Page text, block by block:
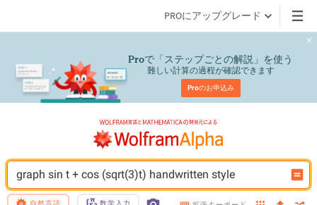
PROにアップグレード
Proで「ステップごとの解説」を使う
難しい計算の過程が確認できます
Proのお申込み
graph sin t + cos (sqrt(3)t) handwritten style
自然言語 数学入力